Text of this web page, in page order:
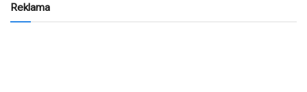
Reklama